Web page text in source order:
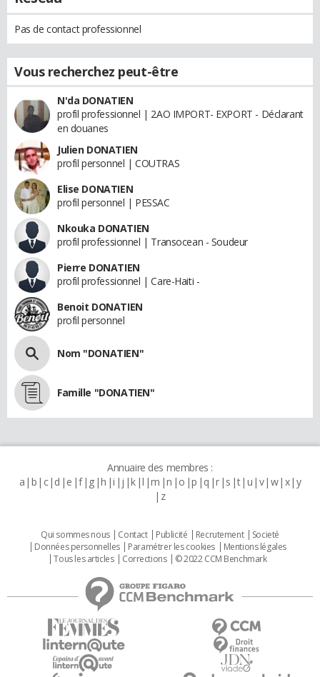
Pas de contact professionnel
Vous recherchez peut-être
N'da DONATIEN
profil professionnel | 2AO IMPORT- EXPORT - Déclarant
en douanes
Julien DONATIEN
profil personnel | COUTRAS
Elise DONATIEN
profil personnel | PESSAC
Nkouka DONATIEN
profil professionnel | Transocean - Soudeur
Pierre DONATIEN
profil professionnel | Care-Haiti -
Benoit DONATIEN
profil personnel
Nom "DONATIEN"
Famille "DONATIEN"
Annuaire des membres :
a b c d e f g h i j k l m n o p q r s t u v w x y
z
Qui sommes nous Contact Publicité Recrutement
Societé
Données personnelles
Paramétrer les cookies
Mentions légales
Tous les articles
Corrections © 2022 CCM Benchmark